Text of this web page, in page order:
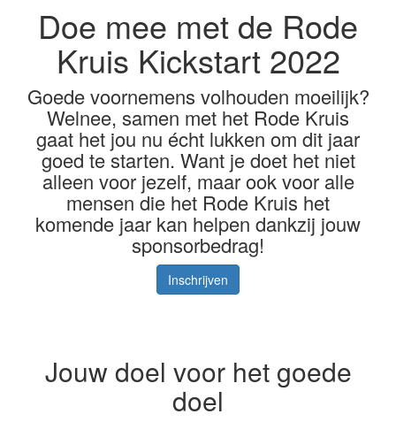
Doe mee met de Rode
Kruis Kickstart 2022
Goede voornemens volhouden moeilijk?
Welnee, samen met het Rode Kruis
gaat het jou nu écht lukken om dit jaar
goed te starten. Want je doet het niet
alleen voor jezelf, maar ook voor alle
mensen die het Rode Kruis het
komende jaar kan helpen dankzij jouw
sponsorbedrag!
Inschrijven
Jouw doel voor het goede
doel